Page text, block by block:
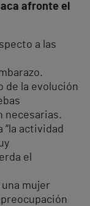
afronte el
a las
de la evolución
necesarias.
“la actividad
el
una mujer